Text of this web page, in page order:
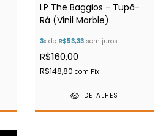
LP The Baggios - Tupã-
Rá (Vinil Marble)
3x de R$53,33 sem juros
R$160,00
R$148,80 com Pix
DETALHES